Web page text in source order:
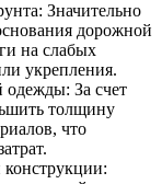
Значительно
дорожной
на слабых
укрепления.
За счет
толщину
что